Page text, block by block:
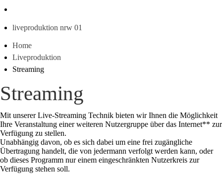
liveproduktion nrw 01
Home
Liveproduktion
Streaming
Streaming
Mit unserer Live-Streaming Technik bieten wir Ihnen die Möglichkeit
Ihre Veranstaltung einer weiteren Nutzergruppe über das Internet** zur
Verfügung zu stellen.
Unabhängig davon, ob es sich dabei um eine frei zugängliche
Übertragung handelt, die von jedermann verfolgt werden kann, oder
ob dieses Programm nur einem eingeschränkten Nutzerkreis zur
Verfügung stehen soll.